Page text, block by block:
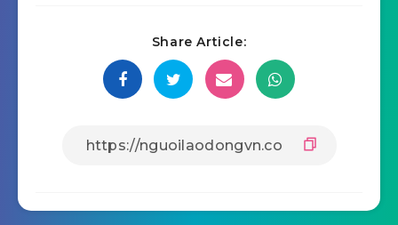
Share Article: